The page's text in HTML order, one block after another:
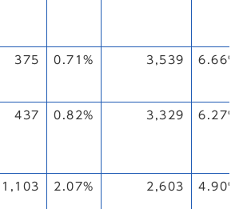
375 0.71% 3,539 6.66%
437 0.82% 3,329 6.27%
1,103 2.07% 2,603 4.90%